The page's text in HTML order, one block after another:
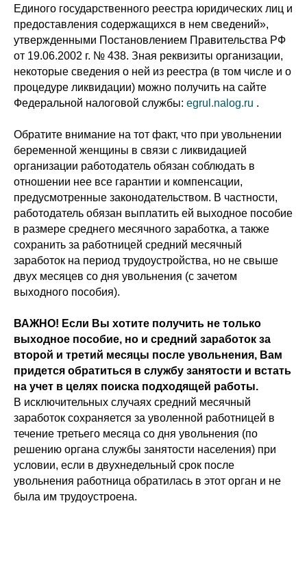
Единого государственного реестра юридических лиц и
предоставления содержащихся в нем сведений»,
утвержденными Постановлением Правительства РФ
от 19.06.2002 г. № 438. Зная реквизиты организации,
некоторые сведения о ней из реестра (в том числе и о
процедуре ликвидации) можно получить на сайте
Федеральной налоговой службы: egrul.nalog.ru .
Обратите внимание на тот факт, что при увольнении
беременной женщины в связи с ликвидацией
организации работодатель обязан соблюдать в
отношении нее все гарантии и компенсации,
предусмотренные законодательством. В частности,
работодатель обязан выплатить ей выходное пособие
в размере среднего месячного заработка, а также
сохранить за работницей средний месячный
заработок на период трудоустройства, но не свыше
двух месяцев со дня увольнения (с зачетом
выходного пособия).
ВАЖНО! Если Вы хотите получить не только
выходное пособие, но и средний заработок за
второй и третий месяцы после увольнения, Вам
придется обратиться в службу занятости и встать
на учет в целях поиска подходящей работы.
В исключительных случаях средний месячный
заработок сохраняется за уволенной работницей в
течение третьего месяца со дня увольнения (по
решению органа службы занятости населения) при
условии, если в двухнедельный срок после
увольнения работница обратилась в этот орган и не
была им трудоустроена.